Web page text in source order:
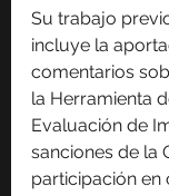
Su trabajo
incluye la
comentarios
la Herramienta
Evaluación de
sanciones de la
participación en